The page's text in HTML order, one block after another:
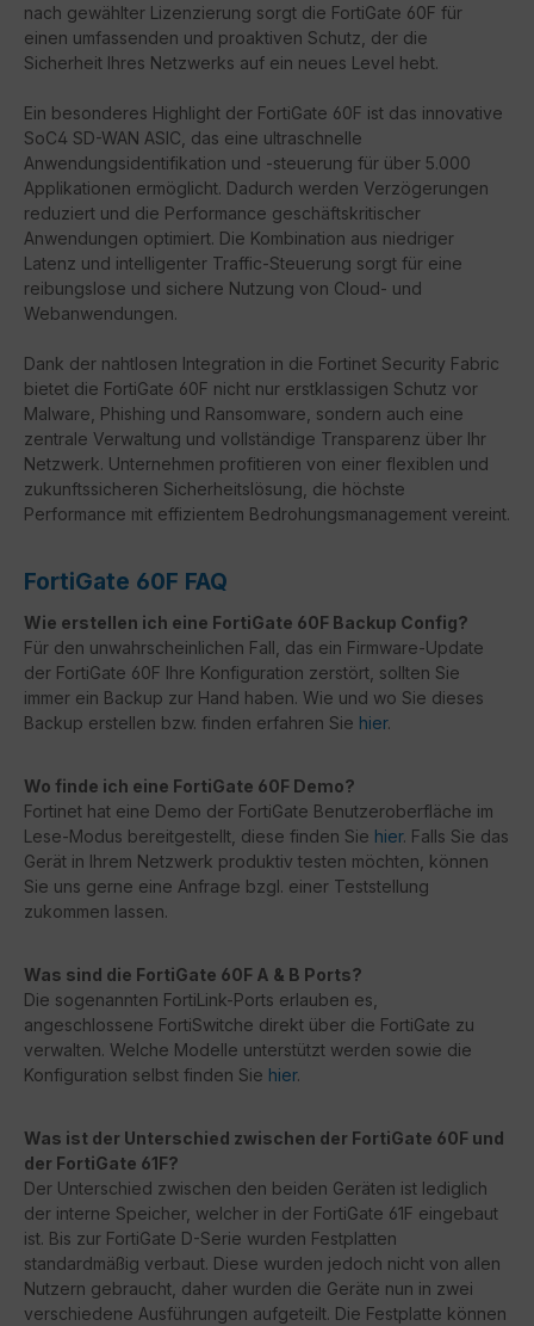
nach gewählter Lizenzierung sorgt die FortiGate 60F für
einen umfassenden und proaktiven Schutz, der die
Sicherheit Ihres Netzwerks auf ein neues Level hebt.
Ein besonderes Highlight der FortiGate 60F ist das innovative
SoC4 SD-WAN ASIC, das eine ultraschnelle
Anwendungsidentifikation und -steuerung für über 5.000
Applikationen ermöglicht. Dadurch werden Verzögerungen
reduziert und die Performance geschäftskritischer
Anwendungen optimiert. Die Kombination aus niedriger
Latenz und intelligenter Traffic-Steuerung sorgt für eine
reibungslose und sichere Nutzung von Cloud- und
Webanwendungen.
Dank der nahtlosen Integration in die Fortinet Security Fabric
bietet die FortiGate 60F nicht nur erstklassigen Schutz vor
Malware, Phishing und Ransomware, sondern auch eine
zentrale Verwaltung und vollständige Transparenz über Ihr
Netzwerk. Unternehmen profitieren von einer flexiblen und
zukunftssicheren Sicherheitslösung, die höchste
Performance mit effizientem Bedrohungsmanagement vereint.
FortiGate 60F FAQ
Wie erstellen ich eine FortiGate 60F Backup Config?
Für den unwahrscheinlichen Fall, das ein Firmware-Update
der FortiGate 60F Ihre Konfiguration zerstört, sollten Sie
immer ein Backup zur Hand haben. Wie und wo Sie dieses
Backup erstellen bzw. finden erfahren Sie hier.
Wo finde ich eine FortiGate 60F Demo?
Fortinet hat eine Demo der FortiGate Benutzeroberfläche im
Lese-Modus bereitgestellt, diese finden Sie hier. Falls Sie das
Gerät in Ihrem Netzwerk produktiv testen möchten, können
Sie uns gerne eine Anfrage bzgl. einer Teststellung
zukommen lassen.
Was sind die FortiGate 60F A & B Ports?
Die sogenannten FortiLink-Ports erlauben es,
angeschlossene FortiSwitche direkt über die FortiGate zu
verwalten. Welche Modelle unterstützt werden sowie die
Konfiguration selbst finden Sie hier.
Was ist der Unterschied zwischen der FortiGate 60F und
der FortiGate 61F?
Der Unterschied zwischen den beiden Geräten ist lediglich
der interne Speicher, welcher in der FortiGate 61F eingebaut
ist. Bis zur FortiGate D-Serie wurden Festplatten
standardmäßig verbaut. Diese wurden jedoch nicht von allen
Nutzern gebraucht, daher wurden die Geräte nun in zwei
verschiedene Ausführungen aufgeteilt. Die Festplatte können